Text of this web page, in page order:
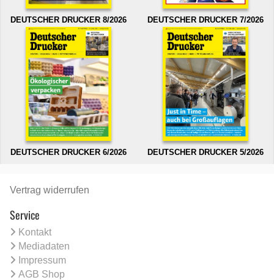
DEUTSCHER DRUCKER 8/2026 DEUTSCHER DRUCKER 7/2026
DEUTSCHER DRUCKER 6/2026 DEUTSCHER DRUCKER 5/2026
Vertrag widerrufen
Service
Kontakt
Mediadaten
Impressum
AGB Shop